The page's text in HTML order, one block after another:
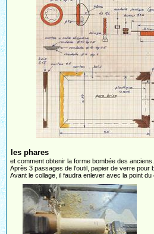
les phares
et comment obtenir la forme bombée des anciens.
Après 3 passages de l'outil, papier de verre pour
Avant le collage, il faudra enlever avec la point